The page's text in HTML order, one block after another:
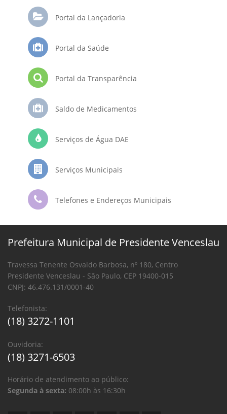
Portal da Lançadoria
Portal da Saúde
Portal da Transparência
Saldo de Medicamentos
Serviços de Água DAE
Serviços Municipais
Telefones e Endereços Municipais
Prefeitura Municipal de Presidente Venceslau
Travessa Tenente Osvaldo Barbosa, nº 180, Centro
Presidente Venceslau - São Paulo, CEP 19400-015
CNPJ: 46.476.131/0001-40
Telefonista:
(18) 3272-1101
Ouvidoria:
(18) 3271-6503
Horário de atendimento ao público:
Segunda à sexta: 08:00h às 16:30h